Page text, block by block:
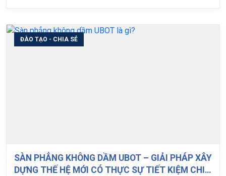
ĐÀO TẠO - CHIA SẺ
SÀN PHẲNG KHÔNG DẦM UBOT – GIẢI PHÁP XÂY
DỰNG THẾ HỆ MỚI CÓ THỰC SỰ TIẾT KIỆM CHI